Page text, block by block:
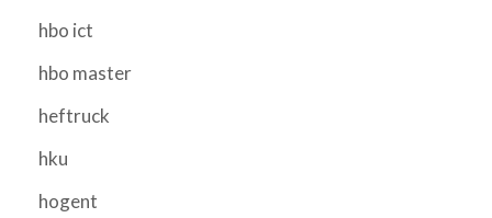
hbo ict
hbo master
heftruck
hku
hogent